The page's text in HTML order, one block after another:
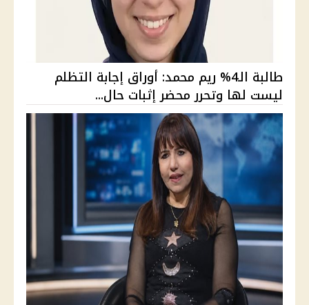
طالبة الـ4% ريم محمد: أوراق إجابة التظلم
ليست لها وتحرر محضر إثبات حال...